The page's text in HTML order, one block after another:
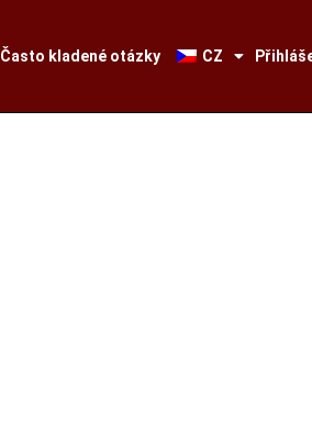
Často kladené otázky CZ